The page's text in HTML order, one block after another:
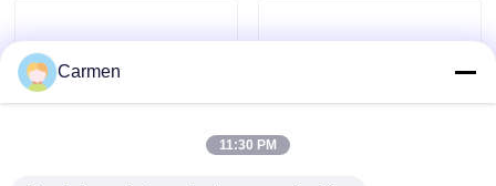
タイミングのチェーン キット
エンジンのタイミングのキット
Carmen
11:30 PM